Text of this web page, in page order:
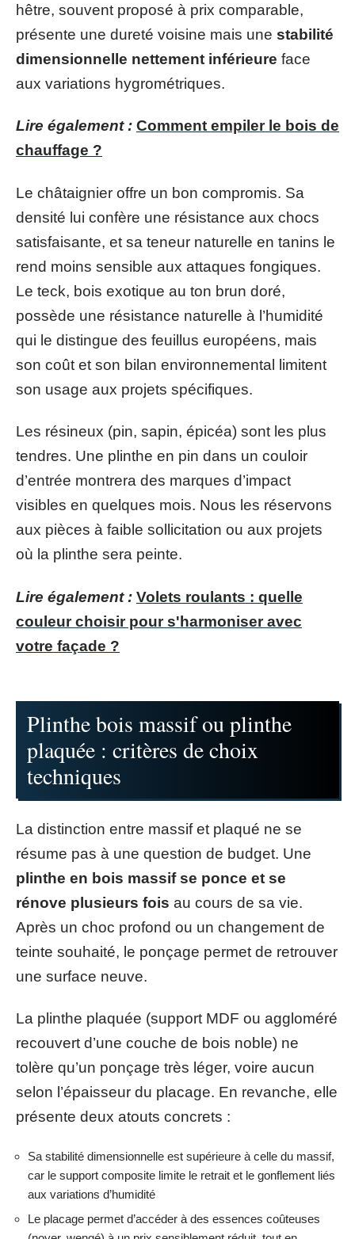
hêtre, souvent proposé à prix comparable,
présente une dureté voisine mais une stabilité
dimensionnelle nettement inférieure face
aux variations hygrométriques.
Lire également : Comment empiler le bois de
chauffage ?
Le châtaignier offre un bon compromis. Sa
densité lui confère une résistance aux chocs
satisfaisante, et sa teneur naturelle en tanins le
rend moins sensible aux attaques fongiques.
Le teck, bois exotique au ton brun doré,
possède une résistance naturelle à l’humidité
qui le distingue des feuillus européens, mais
son coût et son bilan environnemental limitent
son usage aux projets spécifiques.
Les résineux (pin, sapin, épicéa) sont les plus
tendres. Une plinthe en pin dans un couloir
d’entrée montrera des marques d’impact
visibles en quelques mois. Nous les réservons
aux pièces à faible sollicitation ou aux projets
où la plinthe sera peinte.
Lire également : Volets roulants : quelle
couleur choisir pour s'harmoniser avec
votre façade ?
Plinthe bois massif ou plinthe
plaquée : critères de choix
techniques
La distinction entre massif et plaqué ne se
résume pas à une question de budget. Une
plinthe en bois massif se ponce et se
rénove plusieurs fois au cours de sa vie.
Après un choc profond ou un changement de
teinte souhaité, le ponçage permet de retrouver
une surface neuve.
La plinthe plaquée (support MDF ou aggloméré
recouvert d’une couche de bois noble) ne
tolère qu’un ponçage très léger, voire aucun
selon l’épaisseur du placage. En revanche, elle
présente deux atouts concrets :
Sa stabilité dimensionnelle est supérieure à celle du massif,
car le support composite limite le retrait et le gonflement liés
aux variations d’humidité
Le placage permet d’accéder à des essences coûteuses